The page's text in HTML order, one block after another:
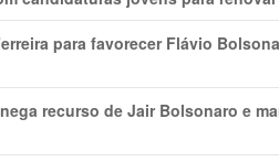
para favorecer Flávio
recurso de Jair Bolsonaro e